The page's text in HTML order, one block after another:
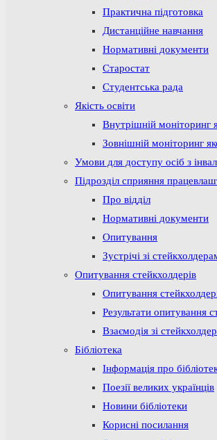
Практична підготовка
Дистанційне навчання
Нормативні документи
Старостат
Студентська рада
Якість освіти
Внутрішній моніторинг
Зовнішній моніторинг
Умови для доступу осіб з
Підрозділ сприяння
Про відділ
Нормативні документи
Опитування
Зустрічі зі
Опитування стейкхолдерів
Опитування
Результати опитування
Взаємодія зі
Бібліотека
Інформація про
Поезії великих українців
Новини бібліотеки
Корисні посилання